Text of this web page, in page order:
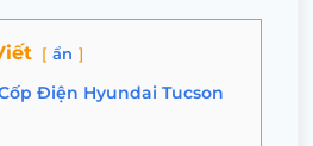
ẩn
Điện Hyundai Tucson